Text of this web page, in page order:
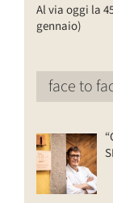
Al via oggi la
gennaio)
face to